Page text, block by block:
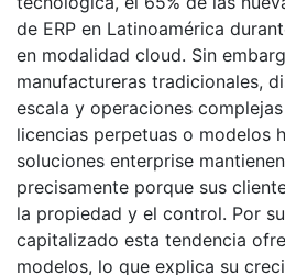
de ERP en Latinoamérica
en modalidad cloud. Sin
manufactureras tradicionales,
escala y operaciones
licencias perpetuas o modelos
soluciones enterprise
precisamente porque sus
la propiedad y el control. Por
capitalizado esta tendencia
modelos, lo que explica su